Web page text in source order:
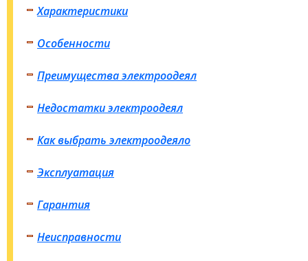
Характеристики
Особенности
Преимущества электроодеял
Недостатки электроодеял
Как выбрать электроодеяло
Эксплуатация
Гарантия
Неисправности